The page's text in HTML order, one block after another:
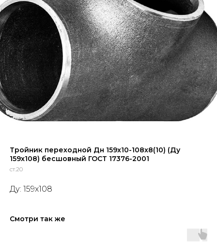
Тройник переходной Дн 159x10-108x8(10) (Ду
159x108) бесшовный ГОСТ 17376-2001
ст.20
Ду: 159x108
Смотри так же